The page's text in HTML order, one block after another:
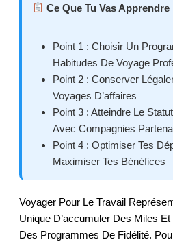
Ce Que Tu Vas Apprendre
Point 1 : Choisir Un
Habitudes De Voyage
Point 2 : Conserver
Voyages D’affaires
Point 3 : Atteindre Le
Avec Compagnies
Point 4 : Optimiser Tes
Maximiser Tes Bénéfices
Voyager Pour Le Travail
Unique D’accumuler Des Miles
Des Programmes De Fidélité.